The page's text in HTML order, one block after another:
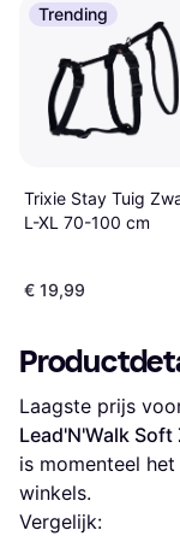
Trending
Trixie Stay Tuig
L-XL 70-100 cm
€ 19,99
Laagste prijs
Lead'N'Walk
is momenteel
winkels.
Vergelijk: